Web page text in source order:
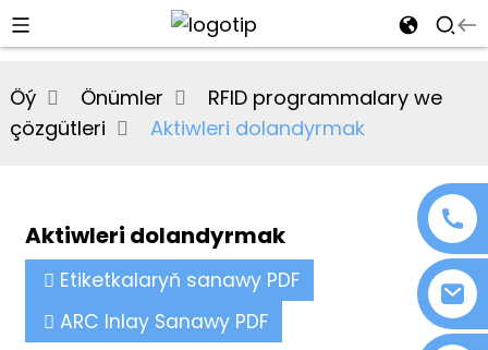
Öý Önümler
RFID programmalary we
çözgütleri
Aktiwleri dolandyrmak
Aktiwleri dolandyrmak
Etiketkalaryň sanawy PDF
ARC Inlay Sanawy PDF